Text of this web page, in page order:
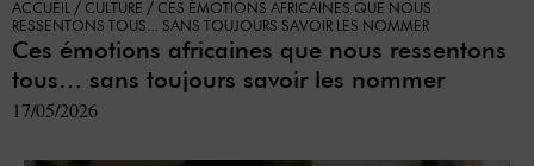
ACCUEIL / CULTURE / CES ÉMOTIONS AFRICAINES QUE NOUS
RESSENTONS TOUS… SANS TOUJOURS SAVOIR LES NOMMER
Ces émotions africaines que nous ressentons
tous… sans toujours savoir les nommer
17/05/2026